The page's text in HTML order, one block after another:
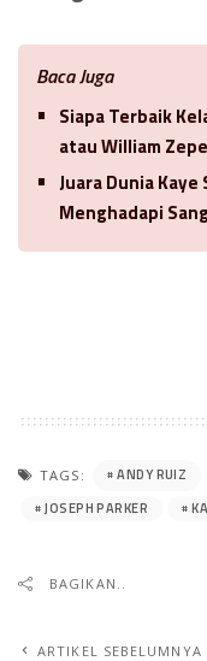
Baca Juga
Siapa Terbaik
atau William
Juara Dunia
Menghadapi
TAGS: ANDY RUIZ
JOSEPH PARKER
BAGIKAN..
ARTIKEL SEBELUMNYA